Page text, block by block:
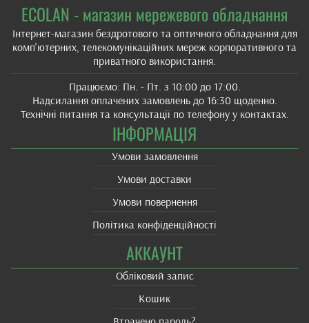
ECOLAN - магазин мережевого обладнання
Інтернет-магазин бездротового та оптичного обладнання для
комп'ютерних, телекомунікаційних мереж корпоративного та
приватного використання.
Працюємо: Пн. - Пт. з 10:00 до 17:00.
Надсилання оплачених замовлень до 16:30 щоденно.
Технічні питання та консультації по телефону у контактах.
ІНФОРМАЦІЯ
Умови замовлення
Умови доставки
Умови повернення
Політика конфіденційності
АККАУНТ
Обліковий запис
Кошик